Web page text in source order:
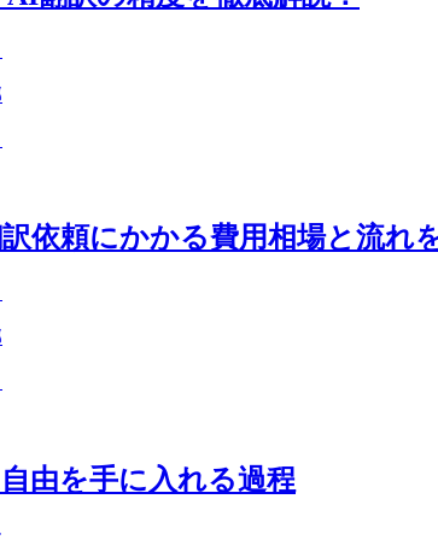
訳依頼にかかる費用相場と流
由を手に入れる過程